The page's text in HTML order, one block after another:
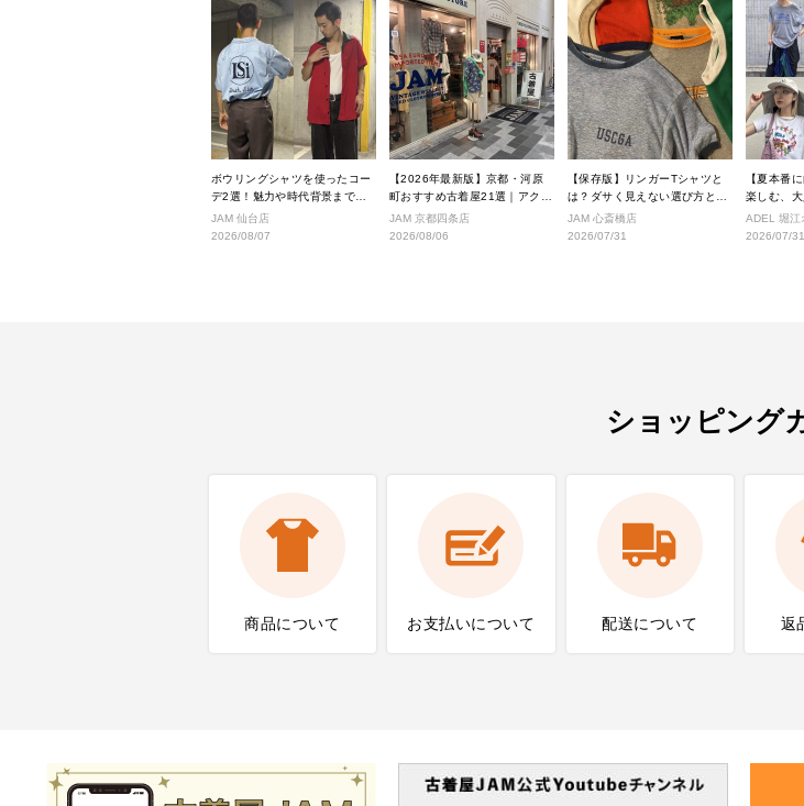
ボウリングシャツを使ったコー
デ2選！魅力や時代背景までご
紹介
JAM 仙台店
2026/08/07
【2026年最新版】京都・河原
町おすすめ古着屋21選｜アクセ
ス良好な絶対行くべきショップ
厳選！
JAM 京都四条店
2026/08/06
【保存版】リンガーTシャツと
は？ダサく見えない選び方と着
こなし完全ガイド
JAM 心斎橋店
2026/07/31
【夏本番
楽しむ、大
タイル
ADEL 堀江
2026/07/31
ショッピング
商品について お支払いについて 配送について 返